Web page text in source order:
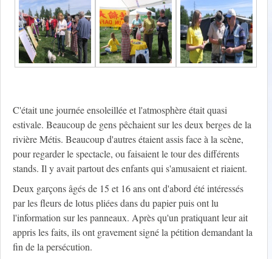
C'était une journée ensoleillée et l'atmosphère était quasi
estivale. Beaucoup de gens pêchaient sur les deux berges de la
rivière Métis. Beaucoup d'autres étaient assis face à la scène,
pour regarder le spectacle, ou faisaient le tour des différents
stands. Il y avait partout des enfants qui s'amusaient et riaient.
Deux garçons âgés de 15 et 16 ans ont d'abord été intéressés
par les fleurs de lotus pliées dans du papier puis ont lu
l'information sur les panneaux. Après qu'un pratiquant leur ait
appris les faits, ils ont gravement signé la pétition demandant la
fin de la persécution.